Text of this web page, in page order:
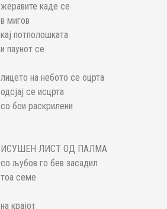
жеравите каде се
в мигов
кај потполошката
и паунот се
лицето на небото се оцрта
одсјај се исцрта
со бои раскрилени
ИСУШЕН ЛИСТ ОД ПАЛМА
со љубов го бев засадил
тоа семе
на крајот